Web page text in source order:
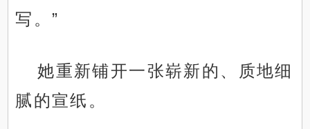
写。”
她重新铺开一张崭新的、质地细
腻的宣纸。